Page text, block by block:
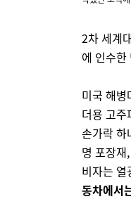
2차 세계
에 인수
미국 해
더용 고
손가락 하
명 포장
비자는
동차에서